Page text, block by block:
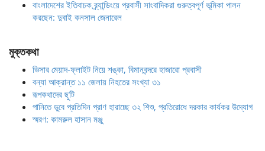
বাংলাদেশের ইতিবাচক ব্র্যান্ডিংয়ে প্রবাসী সাংবাদিকরা গুরুত্বপূর্ণ ভূমিকা পালন
করছেন: দুবাই কনসাল জেনারেল
মুক্তকথা
ভিসার মেয়াদ-ফ্লাইট নিয়ে শঙ্কা, বিমানবন্দরে হাজারো প্রবাসী
বন্যা আক্রান্ত ১১ জেলায় নিহতের সংখ্যা ৩১
রূপকথাদের ছুটি
পানিতে ডুবে প্রতিদিন প্রাণ হারাচ্ছে ৩২ শিশু, প্রতিরোধে দরকার কার্যকর উদ্যোগ
স্মরণ: কামরুল হাসান মঞ্জু